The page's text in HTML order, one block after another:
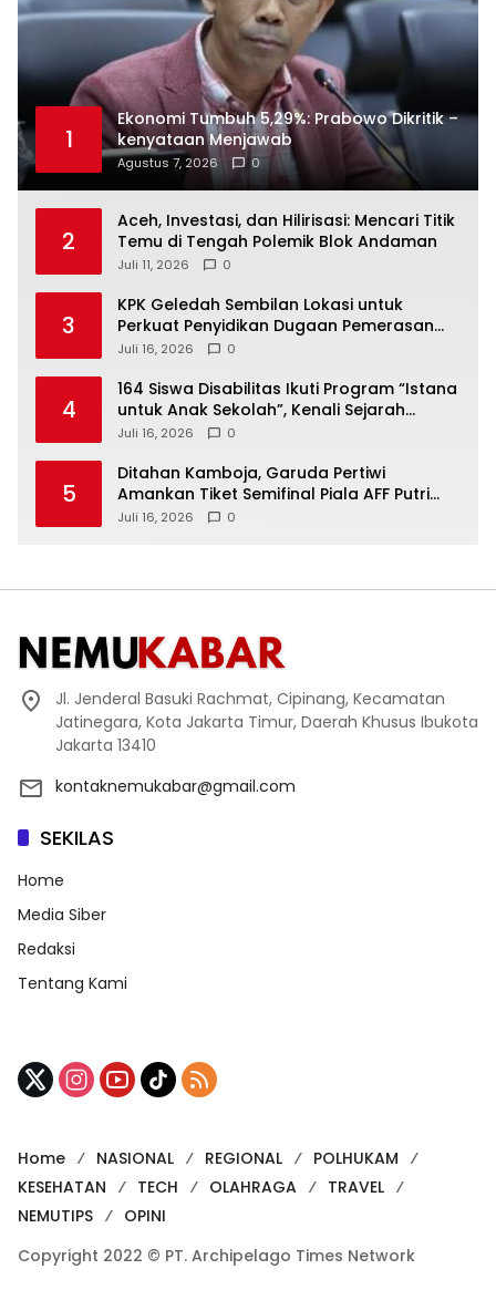
1
Ekonomi Tumbuh 5,29%: Prabowo Dikritik –
kenyataan Menjawab
Agustus 7, 2026 0
2
Aceh, Investasi, dan Hilirisasi: Mencari Titik
Temu di Tengah Polemik Blok Andaman
Juli 11, 2026 0
3
KPK Geledah Sembilan Lokasi untuk
Perkuat Penyidikan Dugaan Pemerasan
Bupati Sukoharjo Nonaktif
Juli 16, 2026 0
4
164 Siswa Disabilitas Ikuti Program “Istana
untuk Anak Sekolah”, Kenali Sejarah
Bangsa dan Pemerintahan
Juli 16, 2026 0
5
Ditahan Kamboja, Garuda Pertiwi
Amankan Tiket Semifinal Piala AFF Putri
2026
Juli 16, 2026 0
Jl. Jenderal Basuki Rachmat, Cipinang, Kecamatan
Jatinegara, Kota Jakarta Timur, Daerah Khusus Ibukota
Jakarta 13410
kontaknemukabar@gmail.com
SEKILAS
Home
Media Siber
Redaksi
Tentang Kami
Home NASIONAL REGIONAL
POLHUKAM
KESEHATAN
TECH OLAHRAGA
TRAVEL
NEMUTIPS
OPINI
Copyright 2022 © PT. Archipelago Times Network